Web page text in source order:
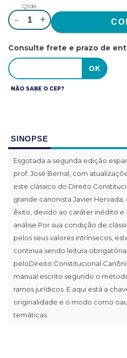
Qtde.
- +
Consulte frete e prazo de
NÃO SABE O CEP?
SINOPSE
Esgotada a segunda edição
prof. José Bernal, com
este clássico do Direito
grande canonista Javier
êxito, devido ao caráter inédito
análise.Por sua condição de
pelos seus valores intrínsecos,
continua sendo leitura
peloDireito Constitucional
manual escrito segundo o
ramos jurídicos. E aqui está a
originalidade e o modo como
temáticas.